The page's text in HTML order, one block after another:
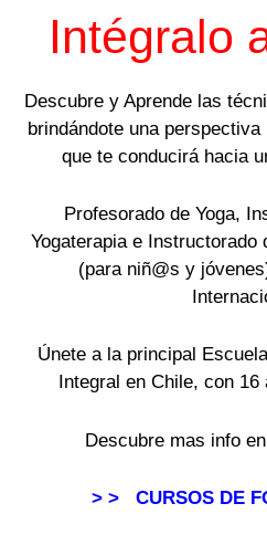
Intégralo
Descubre y Aprende las
brindándote una
que te conducirá hacia
Profesorado de Yoga,
Yogaterapia e Instructorado
(para niñ@s y
Únete a la principal
Integral en Chile, con
Descubre mas info
> > CURSOS DE